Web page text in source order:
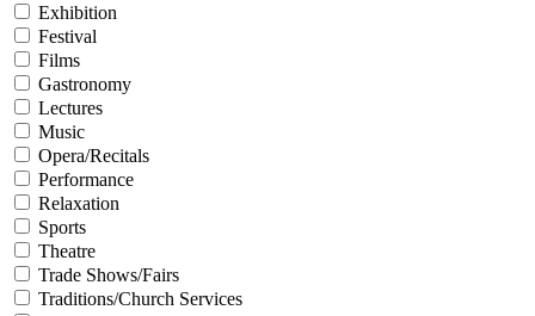
Exhibition
Festival
Films
Gastronomy
Lectures
Music
Opera/Recitals
Performance
Relaxation
Sports
Theatre
Trade Shows/Fairs
Traditions/Church Services